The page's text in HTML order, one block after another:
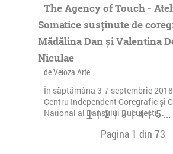
The Agency of Touch -
Somatice susținute de
Mădălina Dan și Valentina
Niculae
de Veioza Arte
În săptămâna 3-7 septembrie
Centru Independent Coregrafic și
Național al Dansului București...
1|2|3|4|5...
Pagina 1 din 73